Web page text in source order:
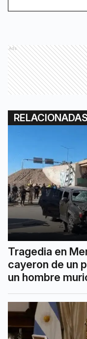
Ads
RELACIONADAS
Tragedia en
cayeron de un
un hombre